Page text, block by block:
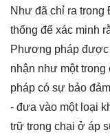
Như đã chỉ ra trong
thống để xác minh
Phương pháp
nhận như một
pháp có sự bảo
- đưa vào một loại
trữ trong chai ở áp